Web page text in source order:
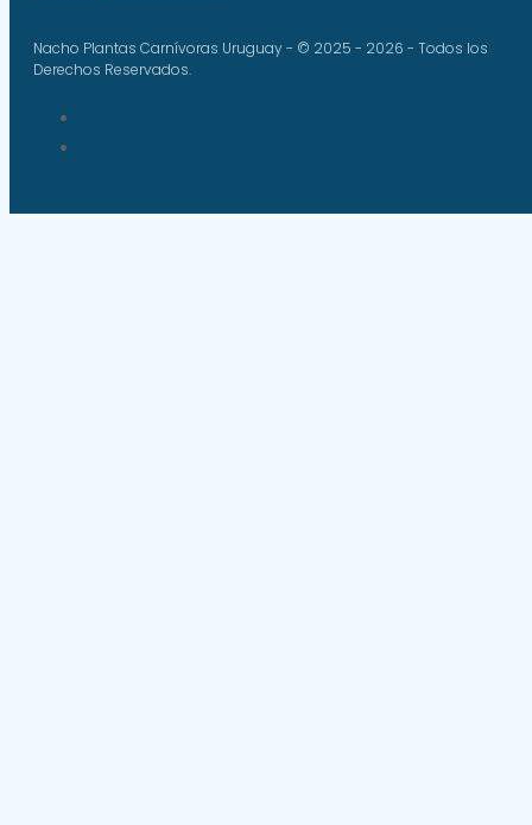
Nacho Plantas Carnívoras Uruguay - © 2025 - 2026 - Todos los
Derechos Reservados.